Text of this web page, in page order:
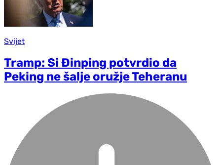
Svijet
Tramp: Si Đinping potvrdio da
Peking ne šalje oružje Teheranu